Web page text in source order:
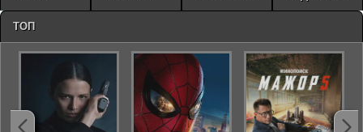
ТОП